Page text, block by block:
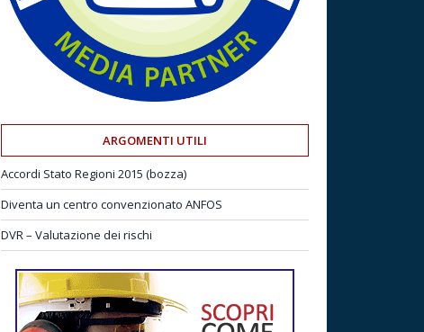
ARGOMENTI UTILI
Accordi Stato Regioni 2015 (bozza)
Diventa un centro convenzionato ANFOS
DVR – Valutazione dei rischi